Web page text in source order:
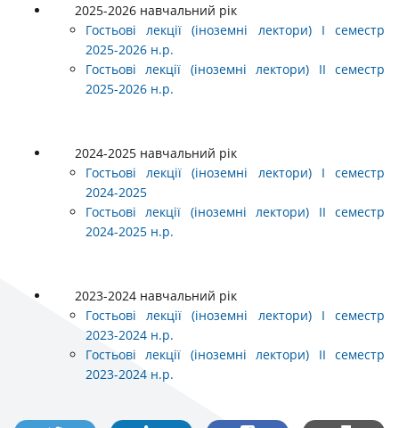
2025-2026 навчальний рік
Гостьові лекції (іноземні лектори) І семестр
2025-2026 н.р.
Гостьові лекції (іноземні лектори) II семестр
2025-2026 н.р.
2024-2025 навчальний рік
Гостьові лекції (іноземні лектори) І семестр
2024-2025
Гостьові лекції (іноземні лектори) ІІ семестр
2024-2025 н.р.
2023-2024 навчальний рік
Гостьові лекції (іноземні лектори) І семестр
2023-2024 н.р.
Гостьові лекції (іноземні лектори) ІІ семестр
2023-2024 н.р.